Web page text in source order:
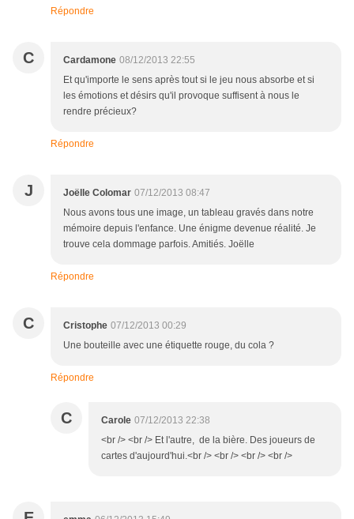
Répondre
C Cardamone 08/12/2013 22:55
Et qu'importe le sens après tout si le jeu nous absorbe et si
les émotions et désirs qu'il provoque suffisent à nous le
rendre précieux?
Répondre
J Joëlle Colomar 07/12/2013 08:47
Nous avons tous une image, un tableau gravés dans notre
mémoire depuis l'enfance. Une énigme devenue réalité. Je
trouve cela dommage parfois. Amitiés. Joëlle
Répondre
C Cristophe 07/12/2013 00:29
Une bouteille avec une étiquette rouge, du cola ?
Répondre
C Carole 07/12/2013 22:38
<br /> <br /> Et l'autre, de la bière. Des joueurs de
cartes d'aujourd'hui.<br /> <br /> <br /> <br />